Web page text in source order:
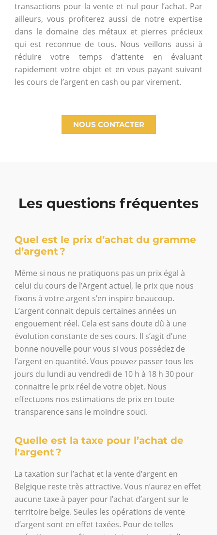
transactions pour la vente et nul pour l’achat. Par
ailleurs, vous profiterez aussi de notre expertise
dans le domaine des métaux et pierres précieux
qui est reconnue de tous. Nous veillons aussi à
réduire votre temps d’attente en évaluant
rapidement votre objet et en vous payant suivant
les cours de l’argent en cash ou par virement.
NOUS CONTACTER
Les questions fréquentes
Quel est le prix d’achat du gramme
d’argent ?
Même si nous ne pratiquons pas un prix égal à
celui du cours de l’Argent actuel, le prix que nous
fixons à votre argent s’en inspire beaucoup.
L’argent connait depuis certaines années un
engouement réel. Cela est sans doute dû à une
évolution constante de ses cours. Il s’agit d’une
bonne nouvelle pour vous si vous possédez de
l’argent en quantité. Vous pouvez passer tous les
jours du lundi au vendredi de 10 h à 18 h 30 pour
connaitre le prix réel de votre objet. Nous
effectuons nos estimations de prix en toute
transparence sans le moindre souci.
Quelle est la taxe pour l’achat de
l'argent ?
La taxation sur l’achat et la vente d’argent en
Belgique reste très attractive. Vous n’aurez en effet
aucune taxe à payer pour l’achat d’argent sur le
territoire belge. Seules les opérations de vente
d’argent sont en effet taxées. Pour de telles